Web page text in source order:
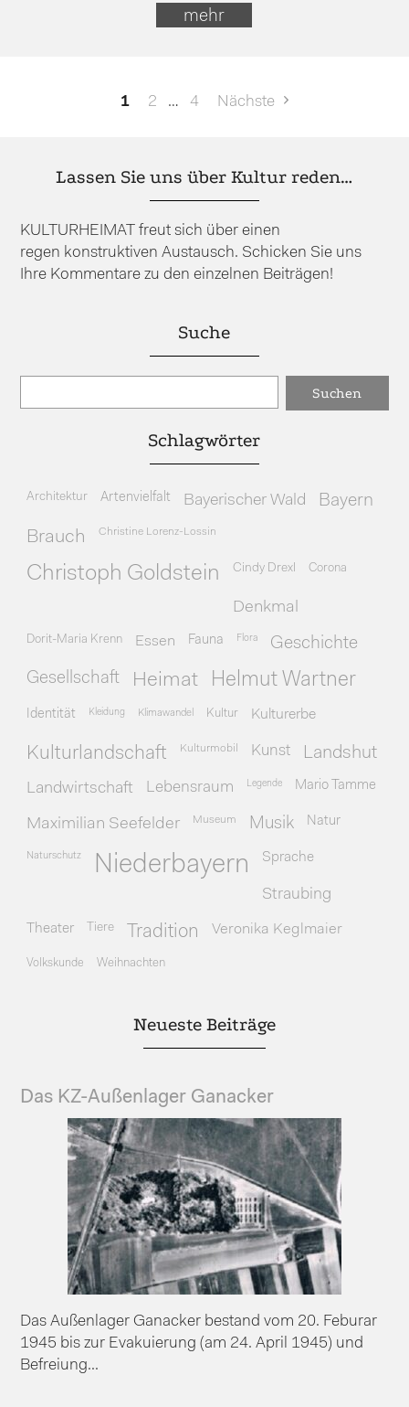
mehr
Seitennummerierung
Beiträge
1 2 … 4 Nächste
Lassen Sie uns über Kultur reden…
KULTURHEIMAT freut sich über einen
regen konstruktiven Austausch. Schicken Sie uns
Ihre Kommentare zu den einzelnen Beiträgen!
Suche
Schlagwörter
Architektur Artenvielfalt Bayerischer Wald Bayern
Brauch Christine Lorenz-Lossin
Christoph Goldstein Cindy Drexl Corona
Denkmal
Dorit-Maria Krenn Essen Fauna Flora Geschichte
Gesellschaft Heimat Helmut Wartner
Identität Kleidung Klimawandel Kultur Kulturerbe
Kulturlandschaft Kulturmobil Kunst Landshut
Landwirtschaft Lebensraum Legende Mario Tamme
Maximilian Seefelder Museum Musik Natur
Naturschutz Niederbayern Sprache
Straubing
Theater Tiere Tradition Veronika Keglmaier
Volkskunde Weihnachten
Neueste Beiträge
Das KZ-Außenlager Ganacker
Das Außenlager Ganacker bestand vom 20. Feburar
1945 bis zur Evakuierung (am 24. April 1945) und
Befreiung...